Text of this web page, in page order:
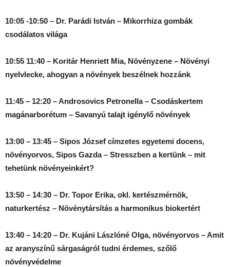
10:05 -10:50 – Dr. Parádi István – Mikorrhiza gombák
csodálatos világa
10:55 11:40 – Koritár Henriett Mia, Növényzene – Növényi
nyelvlecke, ahogyan a növények beszélnek hozzánk
11:45 – 12:20 – Androsovics Petronella – Csodáskertem
magánarborétum – Savanyú talajt igénylő növények
13:00 – 13:45 – Sipos József címzetes egyetemi docens,
növényorvos, Sipos Gazda – Stresszben a kertünk – mit
tehetünk növényeinkért?
13:50 – 14:30 – Dr. Topor Erika, okl. kertészmérnök,
naturkertész – Növénytársítás a harmonikus biokertért
13:40 – 14:20 – Dr. Kujáni Lászlóné Olga, növényorvos – Amit
az aranyszínű sárgaságról tudni érdemes, szőlő
növényvédelme